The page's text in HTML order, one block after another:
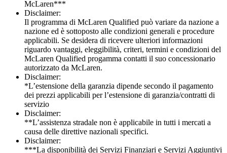
McLaren***
Disclaimer:
Il programma di McLaren Qualified può variare da nazione a
nazione ed è sottoposto alle condizioni generali e procedure
applicabili. Se desidera di ricevere ulteriori informazioni
riguardo vantaggi, eleggibilità, criteri, termini e condizioni del
McLaren Qualified progamma contatti il suo concessionario
autorizzato da McLaren.
Disclaimer:
*L’estensione della garanzia dipende secondo il pagamento
dei prezzi applicabili per l’estensione di garanzia/contratti di
servizio
Disclaimer:
**L’assistenza stradale non è applicabile in tutti i mercati a
causa delle direttive nazionali specifici.
Disclaimer:
***La disponibilità dei Servizi Finanziari e Servizi Aggiuntivi